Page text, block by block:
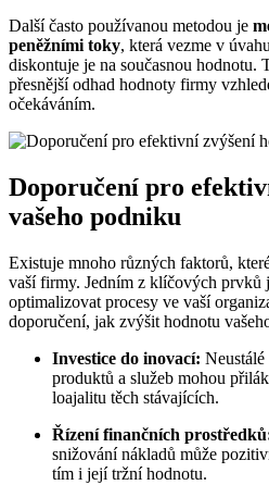
Další často používanou metodou je
peněžními toky, která vezme v
diskontuje je na současnou hodnotu.
přesnější odhad hodnoty firmy
očekáváním.
Doporučení pro
vašeho podniku
Existuje mnoho různých faktorů,
vaší firmy. Jedním z klíčových prvků
optimalizovat procesy ve vaší
doporučení, jak zvýšit hodnotu
Investice do inovací:
produktů a služeb mohou
loajalitu těch stávajících.
Řízení finančních
snižování nákladů může
tím i její tržní hodnotu.